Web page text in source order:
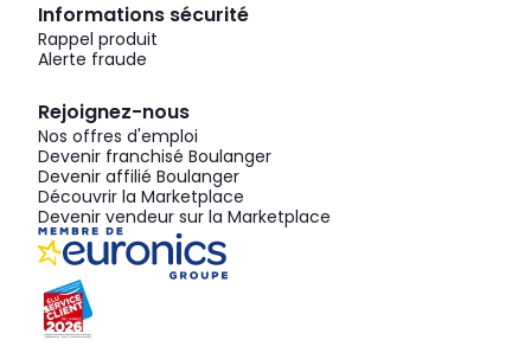
Informations sécurité
Rappel produit
Alerte fraude
Rejoignez-nous
Nos offres d'emploi
Devenir franchisé Boulanger
Devenir affilié Boulanger
Découvrir la Marketplace
Devenir vendeur sur la Marketplace